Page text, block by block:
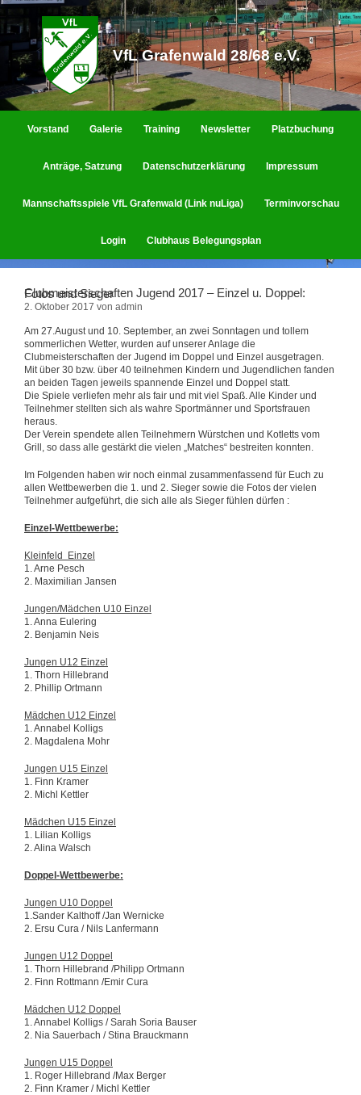
Zum
springen
VfL Grafenwald 28/68 e.V.
Vorstand Galerie Training Newsletter Platzbuchung
Anträge, Satzung Datenschutzerklärung Impressum
Mannschaftsspiele VfL Grafenwald (Link nuLiga) Terminvorschau
Login Clubhaus Belegungsplan
Clubmeisterschaften Jugend 2017 – Einzel u. Doppel: Fotos und Sieger
2. Oktober 2017 von admin
Am 27.August und 10. September, an zwei Sonntagen und tollem
sommerlichen Wetter, wurden auf unserer Anlage die
Clubmeisterschaften der Jugend im Doppel und Einzel ausgetragen.
Mit über 30 bzw. über 40 teilnehmen Kindern und Jugendlichen fanden
an beiden Tagen jeweils spannende Einzel und Doppel statt.
Die Spiele verliefen mehr als fair und mit viel Spaß. Alle Kinder und
Teilnehmer stellten sich als wahre Sportmänner und Sportsfrauen
heraus.
Der Verein spendete allen Teilnehmern Würstchen und Kotletts vom
Grill, so dass alle gestärkt die vielen „Matches“ bestreiten konnten.
Im Folgenden haben wir noch einmal zusammenfassend für Euch zu
allen Wettbewerben die 1. und 2. Sieger sowie die Fotos der vielen
Teilnehmer aufgeführt, die sich alle als Sieger fühlen dürfen :
Einzel-Wettbewerbe:
Kleinfeld Einzel
1. Arne Pesch
2. Maximilian Jansen
Jungen/Mädchen U10 Einzel
1. Anna Eulering
2. Benjamin Neis
Jungen U12 Einzel
1. Thorn Hillebrand
2. Phillip Ortmann
Mädchen U12 Einzel
1. Annabel Kolligs
2. Magdalena Mohr
Jungen U15 Einzel
1. Finn Kramer
2. Michl Kettler
Mädchen U15 Einzel
1. Lilian Kolligs
2. Alina Walsch
Doppel-Wettbewerbe:
Jungen U10 Doppel
1.Sander Kalthoff /Jan Wernicke
2. Ersu Cura / Nils Lanfermann
Jungen U12 Doppel
1. Thorn Hillebrand /Philipp Ortmann
2. Finn Rottmann /Emir Cura
Mädchen U12 Doppel
1. Annabel Kolligs / Sarah Soria Bauser
2. Nia Sauerbach / Stina Brauckmann
Jungen U15 Doppel
1. Roger Hillebrand /Max Berger
2. Finn Kramer / Michl Kettler